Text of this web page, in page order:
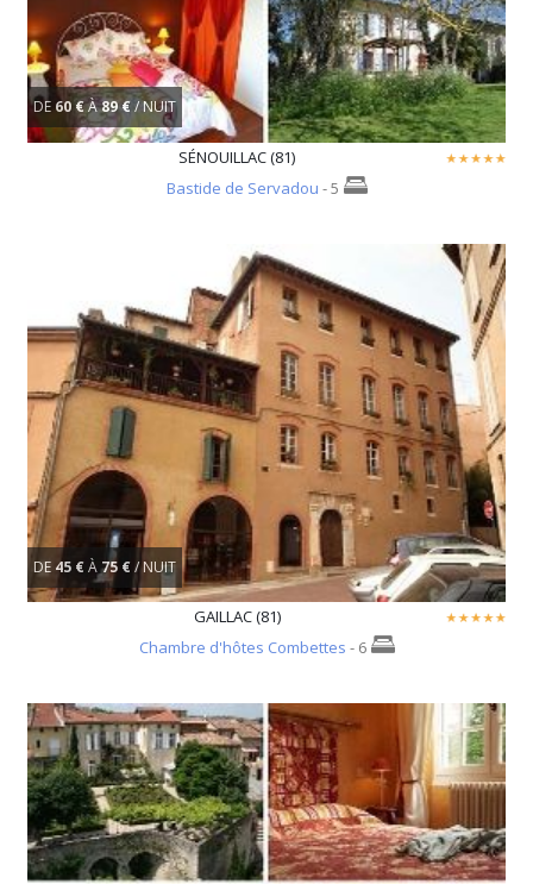
DE 60 €À89 €/ NUIT
SÉNOUILLAC (81)
Bastide de Servadou - 5
DE 45 €À75 €/ NUIT
GAILLAC (81)
Chambre d'hôtes Combettes - 6